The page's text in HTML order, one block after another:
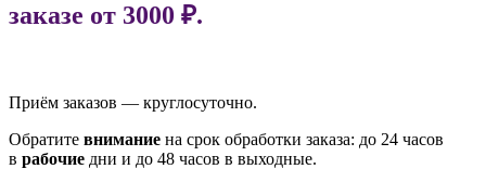
заказе от 3000 ₽.
Приём заказов — круглосуточно.
Обратите внимание на срок обработки заказа: до 24 часов
в рабочие дни и до 48 часов в выходные.